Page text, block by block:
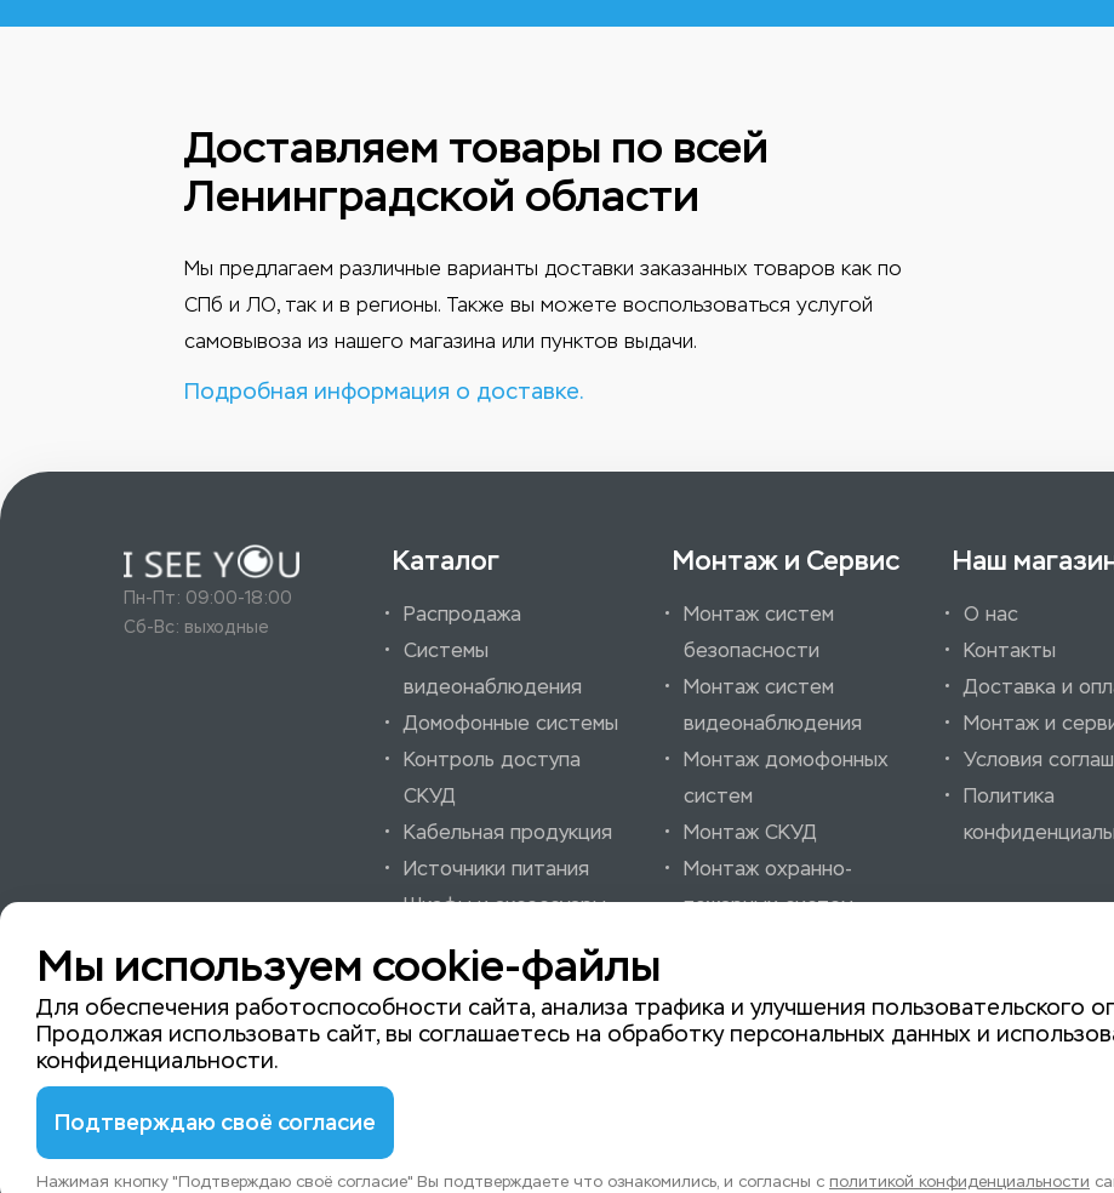
Доставляем товары по всей
Ленинградской области
Мы предлагаем различные варианты доставки заказанных товаров как по
СПб и ЛО, так и в регионы. Также вы можете воспользоваться услугой
самовывоза из нашего магазина или пунктов выдачи.
Подробная информация о доставке.
Пн-Пт: 09:00-18:00
Сб-Вс: выходные
Каталог
Распродажа
Системы
видеонаблюдения
Домофонные системы
Контроль доступа
СКУД
Кабельная продукция
Источники питания
Шкафы и аксессуары
пожарной сигнализации
Монтаж и Сервис
Монтаж систем
безопасности
Монтаж систем
видеонаблюдения
Монтаж домофонных
систем
Монтаж СКУД
Монтаж охранно-
пожарных систем
для ворот
Наш
О нас
Контакты
Доставка и
Монтаж и
Условия
Политика
© 2015-2026 ISeeYou - системы безопасности
Мы используем cookie-файлы
Для обеспечения работоспособности сайта, анализа трафика и улучшения пользовательского
Продолжая использовать сайт, вы соглашаетесь на обработку персональных данных и
конфиденциальности.
Подтверждаю своё согласие
Нажимая кнопку "Подтверждаю своё согласие" Вы подтверждаете что ознакомились, и согласны с политикой конфиденциальности